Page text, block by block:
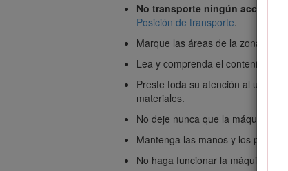
No transporte ningún
Posición de transporte.
Marque las áreas de la zona de
Lea y comprenda el contenido de
Preste toda su atención al utilizar
materiales.
No deje nunca que la máquina
Mantenga las manos y los pies
No haga funcionar la máquina si